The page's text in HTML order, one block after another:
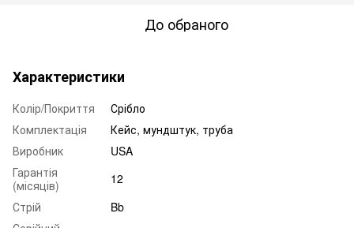
До обраного
Характеристики
Колір/Покриття
Срібло
Комплектація
Кейс, мундштук, труба
Виробник
USA
Гарантія
(місяців)
12
Стрій
Bb